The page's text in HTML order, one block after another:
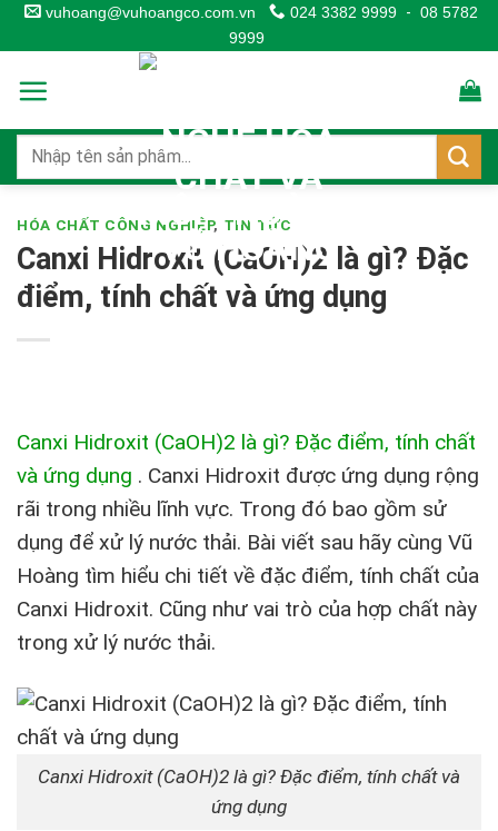
Skip
to
content
vuhoang@vuhoangco.com.vn 024 3382 9999 - 08 5782
9999
HÓA CHẤT CÔNG NGHIỆP, TIN TỨC
Canxi Hidroxit (CaOH)2 là gì? Đặc
điểm, tính chất và ứng dụng
Canxi Hidroxit (CaOH)2 là gì? Đặc điểm, tính chất
và ứng dụng . Canxi Hidroxit được ứng dụng rộng
rãi trong nhiều lĩnh vực. Trong đó bao gồm sử
dụng để xử lý nước thải. Bài viết sau hãy cùng Vũ
Hoàng tìm hiểu chi tiết về đặc điểm, tính chất của
Canxi Hidroxit. Cũng như vai trò của hợp chất này
trong xử lý nước thải.
Canxi Hidroxit (CaOH)2 là gì? Đặc điểm, tính chất và
ứng dụng